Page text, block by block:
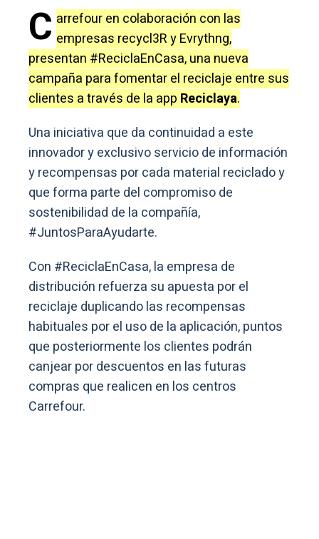
C arrefour en colaboración con las
empresas recycl3R y Evrythng,
presentan #ReciclaEnCasa, una nueva
campaña para fomentar el reciclaje entre sus
clientes a través de la app Reciclaya.
Una iniciativa que da continuidad a este
innovador y exclusivo servicio de información
y recompensas por cada material reciclado y
que forma parte del compromiso de
sostenibilidad de la compañía,
#JuntosParaAyudarte.
Con #ReciclaEnCasa, la empresa de
distribución refuerza su apuesta por el
reciclaje duplicando las recompensas
habituales por el uso de la aplicación, puntos
que posteriormente los clientes podrán
canjear por descuentos en las futuras
compras que realicen en los centros
Carrefour.